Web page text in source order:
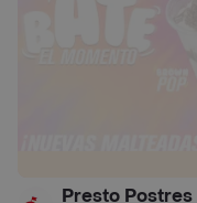
Presto Postres